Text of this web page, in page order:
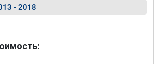
- 2018